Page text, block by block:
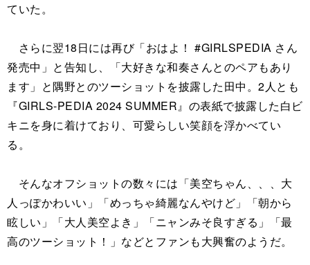
ていた。
さらに翌18日には再び「おはよ！ #GIRLSPEDIA さん
発売中」と告知し、「大好きな和奏さんとのペアもあり
ます」と隅野とのツーショットを披露した田中。2人とも
『GIRLS-PEDIA 2024 SUMMER』の表紙で披露した白ビ
キニを身に着けており、可愛らしい笑顔を浮かべてい
る。
そんなオフショットの数々には「美空ちゃん、、、大
人っぽかわいい」「めっちゃ綺麗なんやけど」「朝から
眩しい」「大人美空よき」「ニャンみそ良すぎる」「最
高のツーショット！」などとファンも大興奮のようだ。